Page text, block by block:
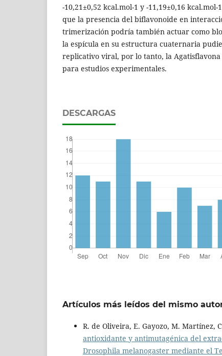
-10,21±0,52 kcal.mol-1 y -11,19±0,16 kcal.mol-
que la presencia del biflavonoide en
trimerización podría también actuar como
la espícula en su estructura cuaternaria
replicativo viral, por lo tanto, la
para estudios experimentales.
DESCARGAS
Artículos más leídos del mismo
R. de Oliveira, E. Gayozo, M. Martínez,
antioxidante y antimutagénica del
Drosophila melanogaster mediante el